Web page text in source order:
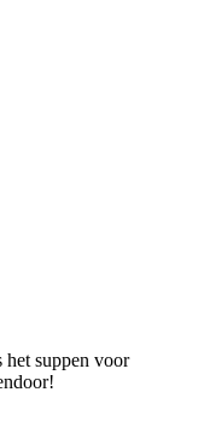
het suppen voor